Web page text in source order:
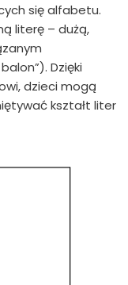
się alfabetu.
literę – dużą,
Dzięki
dzieci mogą
kształt liter